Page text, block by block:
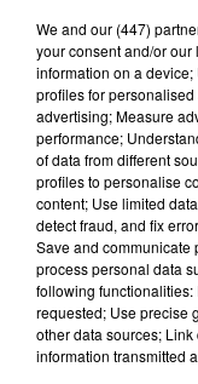
Lecture (1
100%
100% Radio
We and our (447)
your consent and/or
information on a
profiles for
advertising; Measure
performance;
of data from different
profiles to personalise
content; Use limited
detect fraud, and fix
Save and communicate
process personal data
following
requested; Use precise
other data sources;
information transmitted